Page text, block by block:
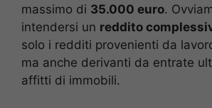
massimo di 35.000 euro.
intendersi un reddito
solo i redditi provenienti da
ma anche derivanti da entrate
affitti di immobili.